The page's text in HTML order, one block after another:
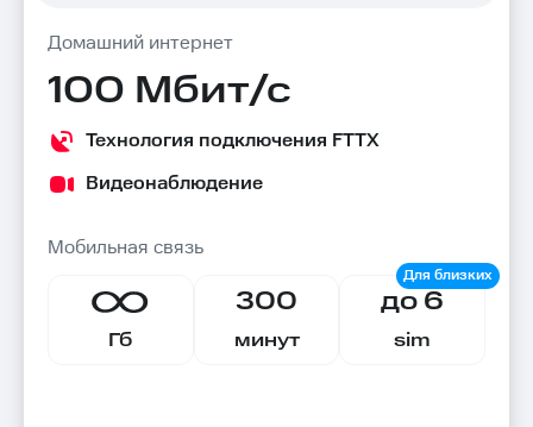
Домашний интернет
100 Мбит/с
Технология подключения FTTX
Видеонаблюдение
Мобильная связь
Гб
300
минут
до 6
sim